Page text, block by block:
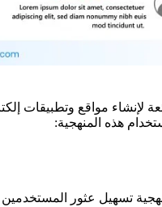
لإنشاء مواقع وتطبيقات
هذه المنهجية:
تسهيل عثور